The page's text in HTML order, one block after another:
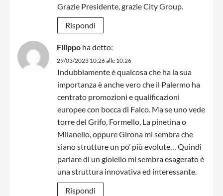
Grazie Presidente, grazie City Group.
Rispondi
Filippo ha detto:
29/03/2023 10:26 alle 10:26
Indubbiamente è qualcosa che ha la sua
importanza è anche vero che il Palermo ha
centrato promozioni e qualificazioni
europee con bocca di Falco. Ma se uno vede
torre del Grifo, Formello, La pinetina o
Milanello, oppure Girona mi sembra che
siano strutture un po’ più evolute… Quindi
parlare di un gioiello mi sembra esagerato è
una struttura innovativa ed interessante.
Rispondi